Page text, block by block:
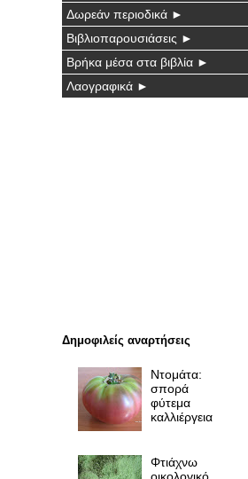
Δωρεάν περιοδικά ►
Βιβλιοπαρουσιάσεις ►
Βρήκα μέσα στα βιβλία ►
Λαογραφικά ►
Δημοφιλείς αναρτήσεις
Ντομάτα:
σπορά
φύτεμα
καλλιέργεια
Φτιάχνω